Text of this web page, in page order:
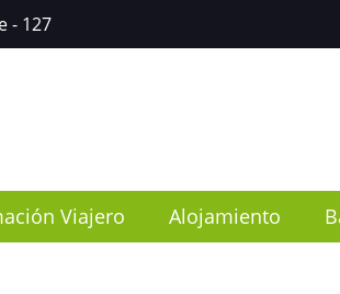
- 127
Viajero Alojamiento